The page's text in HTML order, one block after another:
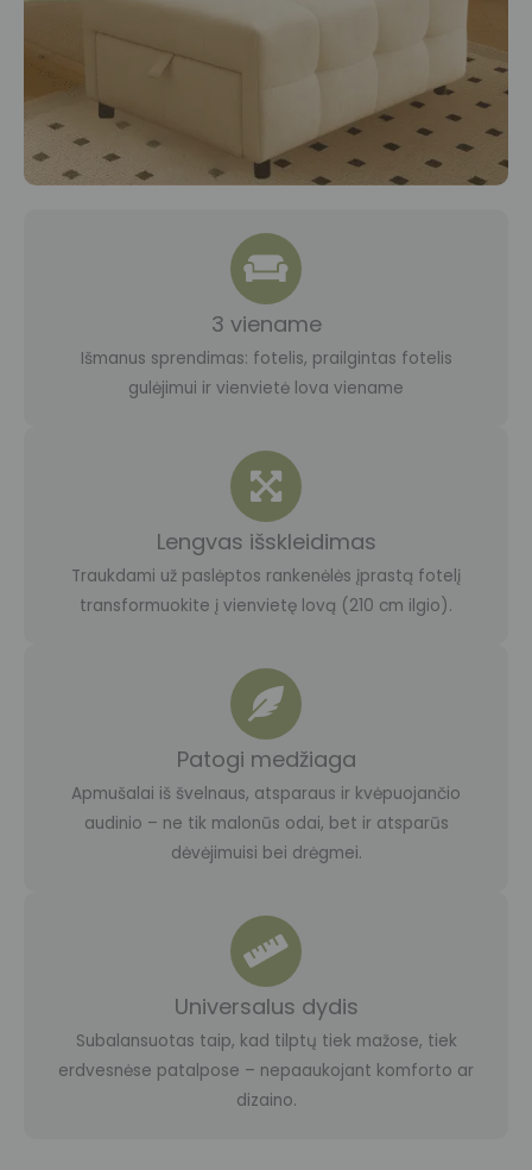
3 viename
Išmanus sprendimas: fotelis, prailgintas fotelis
gulėjimui ir vienvietė lova viename
Lengvas išskleidimas
Traukdami už paslėptos rankenėlės įprastą fotelį
transformuokite į vienvietę lovą (210 cm ilgio).
Patogi medžiaga
Apmušalai iš švelnaus, atsparaus ir kvėpuojančio
audinio – ne tik malonūs odai, bet ir atsparūs
dėvėjimuisi bei drėgmei.
Universalus dydis
Subalansuotas taip, kad tilptų tiek mažose, tiek
erdvesnėse patalpose – nepaaukojant komforto ar
dizaino.